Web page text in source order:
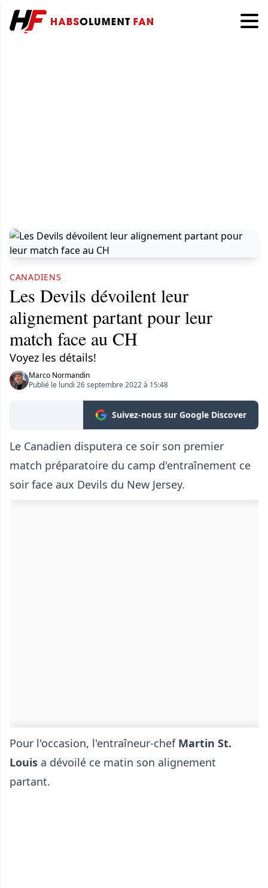
CANADIENS
Les Devils dévoilent leur
alignement partant pour leur
match face au CH
Voyez les détails!
Marco Normandin
Publié le lundi 26 septembre 2022 à 15:48
Suivez-nous sur Google Discover
Le Canadien disputera ce soir son premier
match préparatoire du camp d'entraînement ce
soir face aux Devils du New Jersey.
Pour l'occasion, l'entraîneur-chef Martin St.
Louis a dévoilé ce matin son alignement
partant.